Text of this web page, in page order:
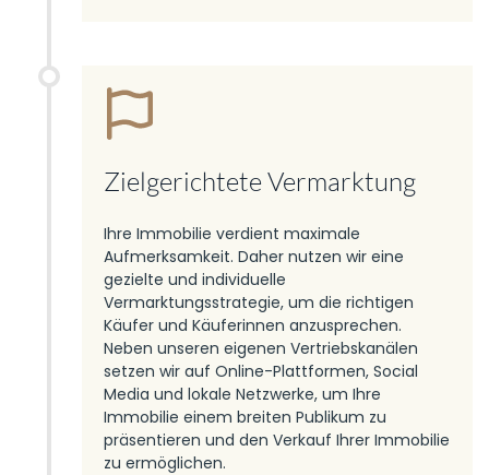
Zielgerichtete Vermarktung
Ihre Immobilie verdient maximale
Aufmerksamkeit. Daher nutzen wir eine
gezielte und individuelle
Vermarktungsstrategie, um die richtigen
Käufer und Käuferinnen anzusprechen.
Neben unseren eigenen Vertriebskanälen
setzen wir auf Online-Plattformen, Social
Media und lokale Netzwerke, um Ihre
Immobilie einem breiten Publikum zu
präsentieren und den Verkauf Ihrer Immobilie
zu ermöglichen.